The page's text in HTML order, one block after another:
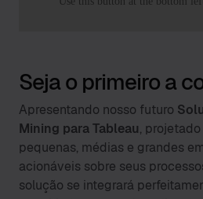
Seja o primeiro a
Apresentando nosso futuro
Mining para Tableau,
pequenas, médias e grandes
acionáveis sobre seus
solução se integrará